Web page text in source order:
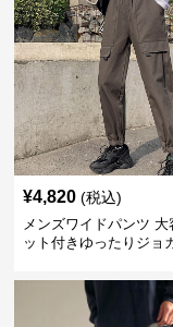
¥4,820 (税込)
メンズワイドパンツ 大
ット付きゆったりジョ